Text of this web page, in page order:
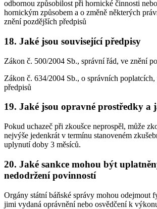
odbornou způsobilost při hornické činnosti
hornickým způsobem a o změně některých
znění pozdějších předpisů
18. Jaké jsou související předpisy
Zákon č. 500/2004 Sb., správní řád, ve znění
Zákon č. 634/2004 Sb., o správních
předpisů
19. Jaké jsou opravné prostředky a
Pokud uchazeč při zkoušce neprospěl, může
nejvýše jedenkrát v termínu stanoveném
uplynutí doby 3 měsíců.
20. Jaké sankce mohou být
nedodržení povinností
Orgány státní báňské správy mohou odejmout
jimi vydaná oprávnění nebo osvědčení k